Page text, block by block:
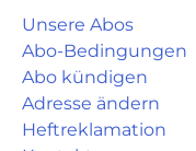
Unsere Abos
Abo-Bedingungen
Abo kündigen
Adresse ändern
Heftreklamation